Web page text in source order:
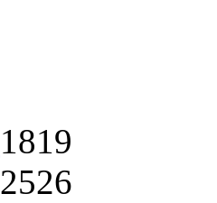
1819
2526